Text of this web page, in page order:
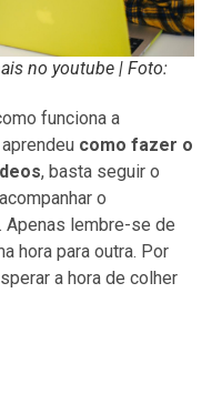
no youtube | Foto:
funciona a
como fazer o
, basta seguir o
o
Apenas lembre-se de
hora para outra. Por
a hora de colher